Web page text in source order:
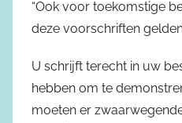
“Ook voor toekomstige
deze voorschriften
U schrijft terecht in uw
hebben om te
moeten er